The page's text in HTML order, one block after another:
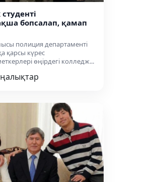
бопсалап, қамап
полиция департаменті
қарсы күрес
өңірдегі колледж...